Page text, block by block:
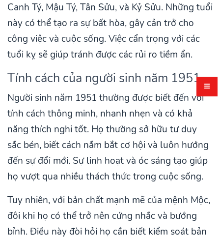
Canh Tý, Mậu Tý, Tân Sửu, và Kỷ Sửu. Những tuổi
này có thể tạo ra sự bất hòa, gây cản trở cho
công việc và cuộc sống. Việc cẩn trọng với các
tuổi kỵ sẽ giúp tránh được các rủi ro tiềm ẩn.
Tính cách của người sinh năm 1951
Người sinh năm 1951 thường được biết đến với
tính cách thông minh, nhanh nhẹn và có khả
năng thích nghi tốt. Họ thường sở hữu tư duy
sắc bén, biết cách nắm bắt cơ hội và luôn hướng
đến sự đổi mới. Sự linh hoạt và óc sáng tạo giúp
họ vượt qua nhiều thách thức trong cuộc sống.
Tuy nhiên, với bản chất mạnh mẽ của mệnh Mộc,
đôi khi họ có thể trở nên cứng nhắc và bướng
bỉnh. Điều này đòi hỏi họ cần biết kiểm soát bản